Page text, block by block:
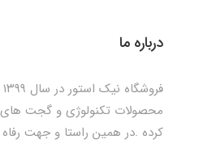
درباره ما
محصولات تکنولوژی و گجت
کرده .در همین راستا و جهت